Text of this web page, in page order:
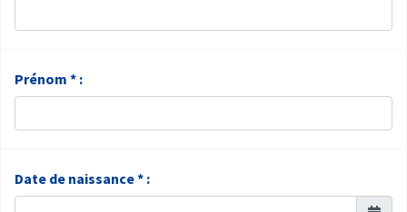
Prénom * :
Date de naissance * :